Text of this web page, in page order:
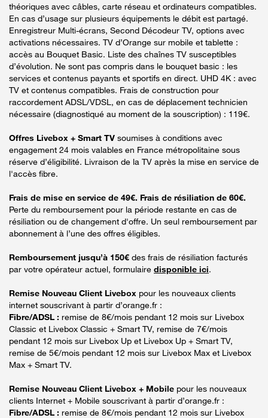
théoriques avec câbles, carte réseau et ordinateurs compatibles.
En cas d’usage sur plusieurs équipements le débit est partagé.
Enregistreur Multi-écrans, Second Décodeur TV, options avec
activations nécessaires. TV d’Orange sur mobile et tablette :
accès au Bouquet Basic. Liste des chaînes TV susceptibles
d’évolution. Ne sont pas compris dans le bouquet basic : les
services et contenus payants et sportifs en direct. UHD 4K : avec
TV et contenus compatibles. Frais de construction pour
raccordement ADSL/VDSL, en cas de déplacement technicien
nécessaire (diagnostiqué au moment de la souscription) : 119€.
Offres Livebox + Smart TV soumises à conditions avec
engagement 24 mois valables en France métropolitaine sous
réserve d’éligibilité. Livraison de la TV après la mise en service de
l'accès fibre.
Frais de mise en service de 49€. Frais de résiliation de 60€.
Perte du remboursement pour la période restante en cas de
résiliation ou de changement d'offre. Un seul remboursement par
abonnement à l’une des offres éligibles.
Remboursement jusqu’à 150€ des frais de résiliation facturés
par votre opérateur actuel, formulaire disponible ici.
Remise Nouveau Client Livebox pour les nouveaux clients
internet souscrivant à partir d’orange.fr :
Fibre/ADSL : remise de 8€/mois pendant 12 mois sur Livebox
Classic et Livebox Classic + Smart TV, remise de 7€/mois
pendant 12 mois sur Livebox Up et Livebox Up + Smart TV,
remise de 5€/mois pendant 12 mois sur Livebox Max et Livebox
Max + Smart TV.
Remise Nouveau Client Livebox + Mobile pour les nouveaux
clients Internet + Mobile souscrivant à partir d’orange.fr :
Fibre/ADSL : remise de 8€/mois pendant 12 mois sur Livebox